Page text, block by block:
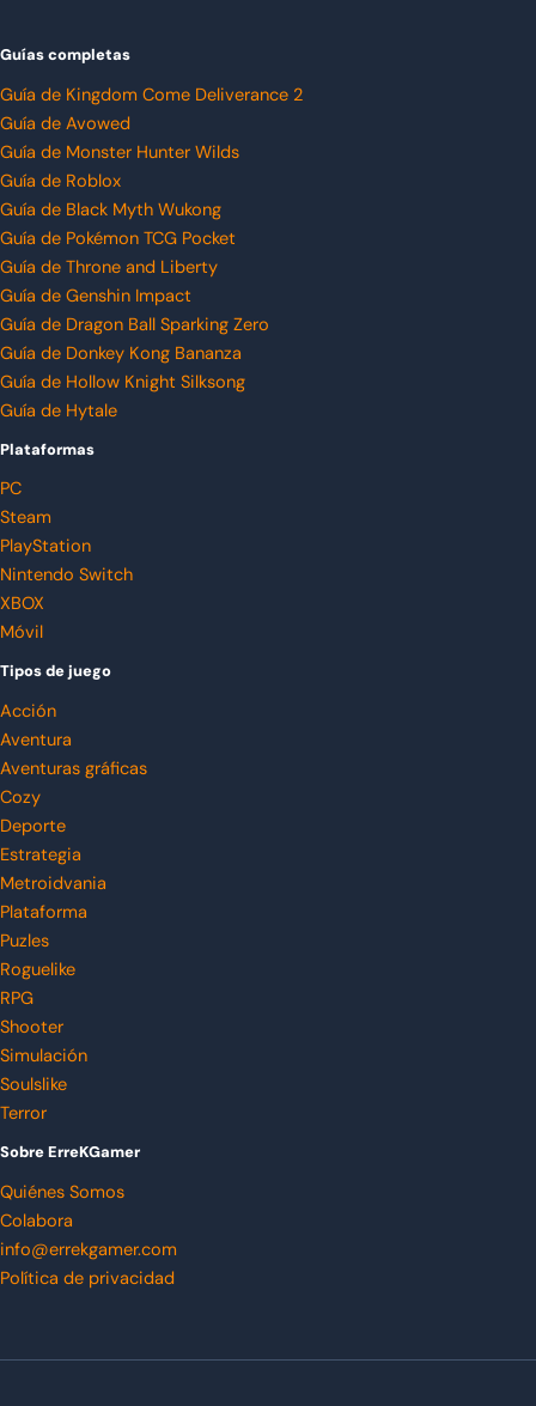
Guías completas
Guía de Kingdom Come Deliverance 2
Guía de Avowed
Guía de Monster Hunter Wilds
Guía de Roblox
Guía de Black Myth Wukong
Guía de Pokémon TCG Pocket
Guía de Throne and Liberty
Guía de Genshin Impact
Guía de Dragon Ball Sparking Zero
Guía de Donkey Kong Bananza
Guía de Hollow Knight Silksong
Guía de Hytale
Plataformas
PC
Steam
PlayStation
Nintendo Switch
XBOX
Móvil
Tipos de juego
Acción
Aventura
Aventuras gráficas
Cozy
Deporte
Estrategia
Metroidvania
Plataforma
Puzles
Roguelike
RPG
Shooter
Simulación
Soulslike
Terror
Sobre ErreKGamer
Quiénes Somos
Colabora
info@errekgamer.com
Política de privacidad